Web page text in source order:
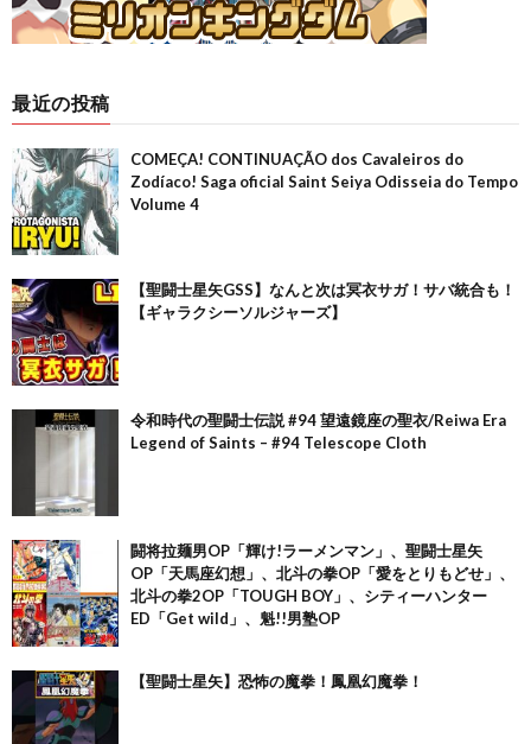
最近の投稿
COMEÇA! CONTINUAÇÃO dos Cavaleiros do
Zodíaco! Saga oficial Saint Seiya Odisseia do Tempo
Volume 4
【聖闘士星矢GSS】なんと次は冥衣サガ！サバ統合も！
【ギャラクシーソルジャーズ】
令和時代の聖闘士伝説 #94 望遠鏡座の聖衣/Reiwa Era
Legend of Saints – #94 Telescope Cloth
闘将拉麺男OP「輝け!ラーメンマン」、聖闘士星矢
OP「天馬座幻想」、北斗の拳OP「愛をとりもどせ」、
北斗の拳2OP「TOUGH BOY」、シティーハンター
ED「Get wild」、魁!!男塾OP
【聖闘士星矢】恐怖の魔拳！鳳凰幻魔拳！